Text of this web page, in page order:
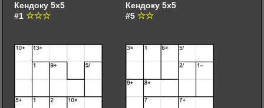
Кендоку 5х5
#1
Кендоку 5х5
#5